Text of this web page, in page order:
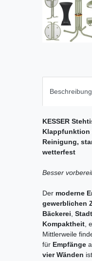
Beschreibung
KESSER
Klappfunktion
Reinigung,
wetterfest
Besser
Der moderne
gewerblichen
Bäckerei
Kompaktheit ,
Mittlerweile
für Empfänge
vier Wänden